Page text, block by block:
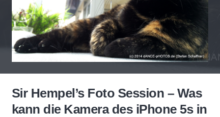
Sir Hempel’s Foto Session – Was
kann die Kamera des iPhone 5s in